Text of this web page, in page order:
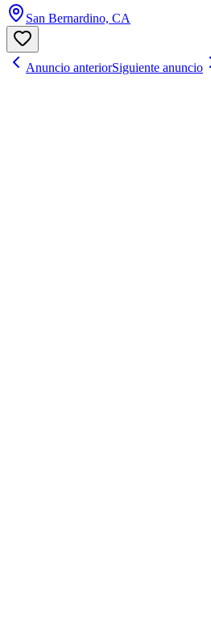
San Bernardino, CA
Anuncio anteriorSiguiente anuncio